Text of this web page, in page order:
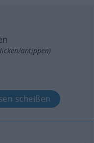
antippen)
scheißen